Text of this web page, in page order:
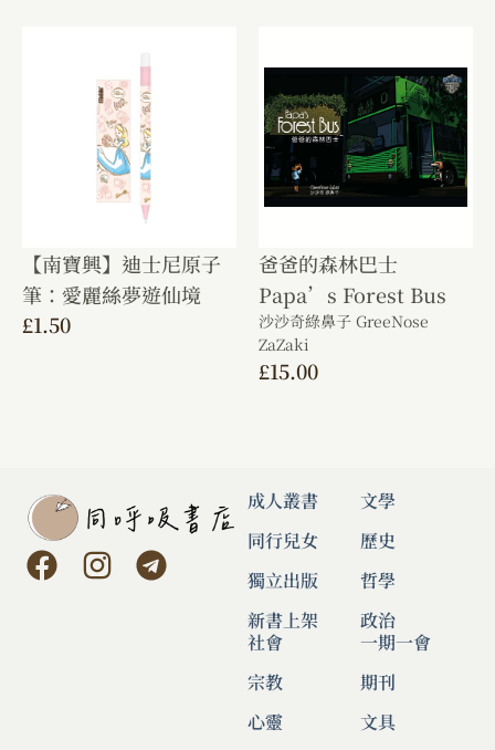
【南寶興】迪士尼原子
筆：愛麗絲夢遊仙境
£1.50
爸爸的森林巴士
Papa’s Forest Bus
沙沙奇綠鼻子 GreeNose
ZaZaki
£15.00
成人叢書
同行兒女
獨立出版
新書上架
文學
歷史
哲學
政治
社會
宗教
心靈
一期一會
期刊
文具